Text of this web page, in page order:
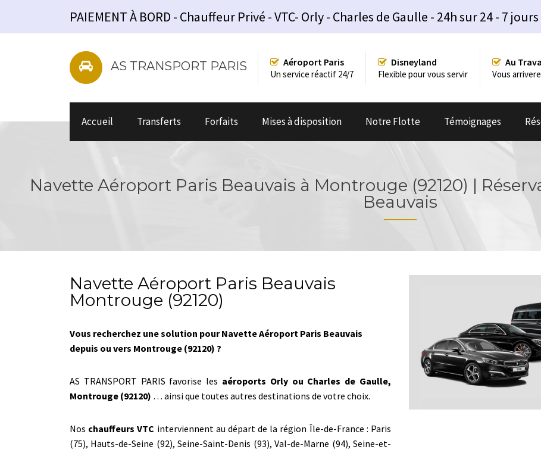
PAIEMENT À BORD - Chauffeur Privé - VTC- Orly - Charles de Gaulle - 24h sur 24 - 7
AS TRANSPORT PARIS Aéroport Paris
Un service réactif 24/7
Disneyland
Flexible pour vous servir
Au
Vous
Accueil Transferts Forfaits Mises à disposition Notre Flotte Témoignages
Navette Aéroport Paris Beauvais à Montrouge (92120) |
Beauvais
Navette Aéroport Paris Beauvais
Montrouge (92120)
Vous recherchez une solution pour Navette Aéroport Paris Beauvais
depuis ou vers Montrouge (92120) ?
AS TRANSPORT PARIS favorise les aéroports Orly ou Charles de Gaulle,
Montrouge (92120) … ainsi que toutes autres destinations de votre choix.
Nos chauffeurs VTC interviennent au départ de la région Île-de-France : Paris
(75), Hauts-de-Seine (92), Seine-Saint-Denis (93), Val-de-Marne (94), Seine-et-